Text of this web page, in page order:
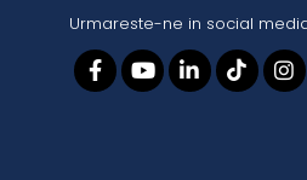
Urmareste-ne in social